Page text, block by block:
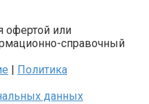
офертой или
справочный
| Политика
данных